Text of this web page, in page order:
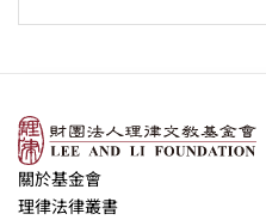
關於基金會
理律法律叢書